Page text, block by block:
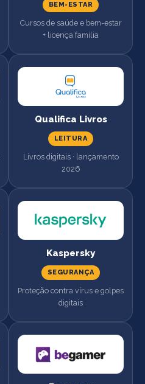
BEM-ESTAR
Cursos de saúde e bem-estar
+ licença família
Qualifica Livros
LEITURA
Livros digitais · lançamento
2026
Kaspersky
SEGURANÇA
Proteção contra vírus e golpes
digitais